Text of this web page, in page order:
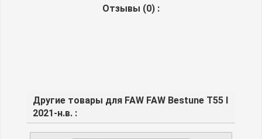
Отзывы (0) :
Другие товары для FAW FAW Bestune T55 I
2021-н.в. :